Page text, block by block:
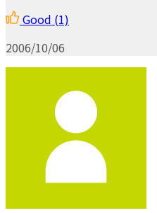
Good (1)
2006/10/06